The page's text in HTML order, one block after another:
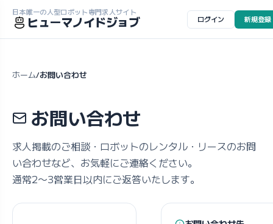
日本唯一の人型ロボット専門求人サイト
ヒューマノイドジョブ ログイン 新規登録
ホーム/お問い合わせ
お問い合わせ
求人掲載のご相談・ロボットのレンタル・リースのお問
い合わせなど、お気軽にご連絡ください。
通常2〜3営業日以内にご返答いたします。